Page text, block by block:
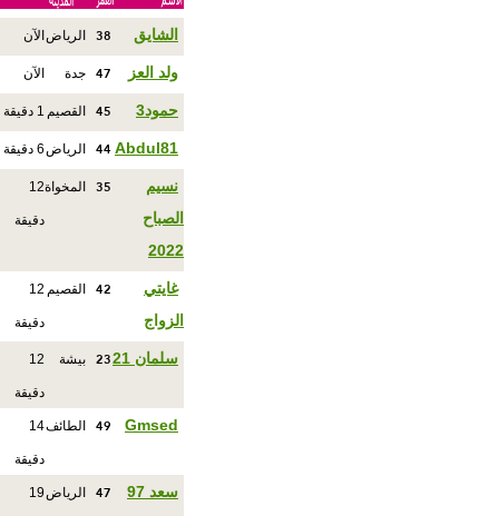
الشايق 38 الرياض الآن
ولد العز 47 جدة الآن
حمود3 45 القصيم 1 دقيقة
Abdul81
44 الرياض6 دقيقة
نسيم
الصباح
2022
35 المخواة12
دقيقة
غايتي
الزواج
42 القصيم 12
دقيقة
سلمان 21 23 بيشة 12
دقيقة
Gmsed
49 الطائف14
دقيقة
سعد 97 47 الرياض19